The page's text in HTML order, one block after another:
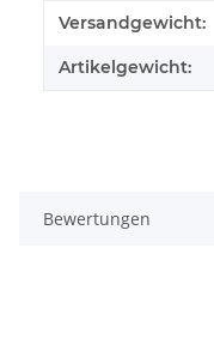
Produkteigenschaft
Wert
Versandgewicht:
Artikelgewicht:
Bewertungen